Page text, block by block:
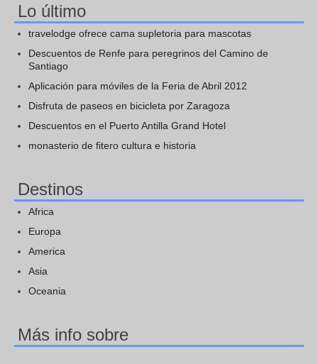
Lo último
travelodge ofrece cama supletoria para mascotas
Descuentos de Renfe para peregrinos del Camino de
Santiago
Aplicación para móviles de la Feria de Abril 2012
Disfruta de paseos en bicicleta por Zaragoza
Descuentos en el Puerto Antilla Grand Hotel
monasterio de fitero cultura e historia
Destinos
Africa
Europa
America
Asia
Oceania
Más info sobre